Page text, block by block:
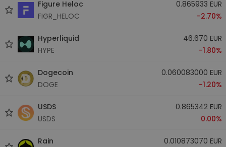
Figure Heloc
FIGR_HELOC
0.865933 EUR
-2.70%
Hyperliquid
HYPE
46.670 EUR
-1.80%
Dogecoin
DOGE
0.060083000 EUR
-1.20%
USDS
USDS
0.865342 EUR
0.00%
Rain
0.010873070 EUR